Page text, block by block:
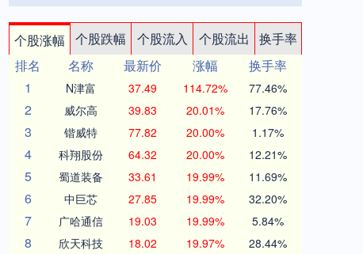
个股涨幅 个股跌幅 个股流入 个股流出
换手率
排名
名称 最新价 涨幅
换手率
1
N津富 37.49 114.72% 77.46%
2 威尔高 39.83 20.01% 17.76%
3 锴威特 77.82 20.00% 1.17%
4 科翔股份 64.32 20.00% 12.21%
5 蜀道装备 33.61 19.99% 11.69%
6 中巨芯 27.85 19.99% 32.20%
7 广哈通信 19.03 19.99% 5.84%
8 欣天科技 18.02 19.97% 28.44%